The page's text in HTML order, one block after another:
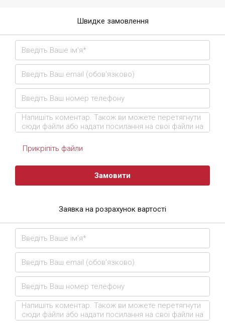
Швидке замовлення
Прикріпіть файли
Замовити
Заявка на розрахунок вартості